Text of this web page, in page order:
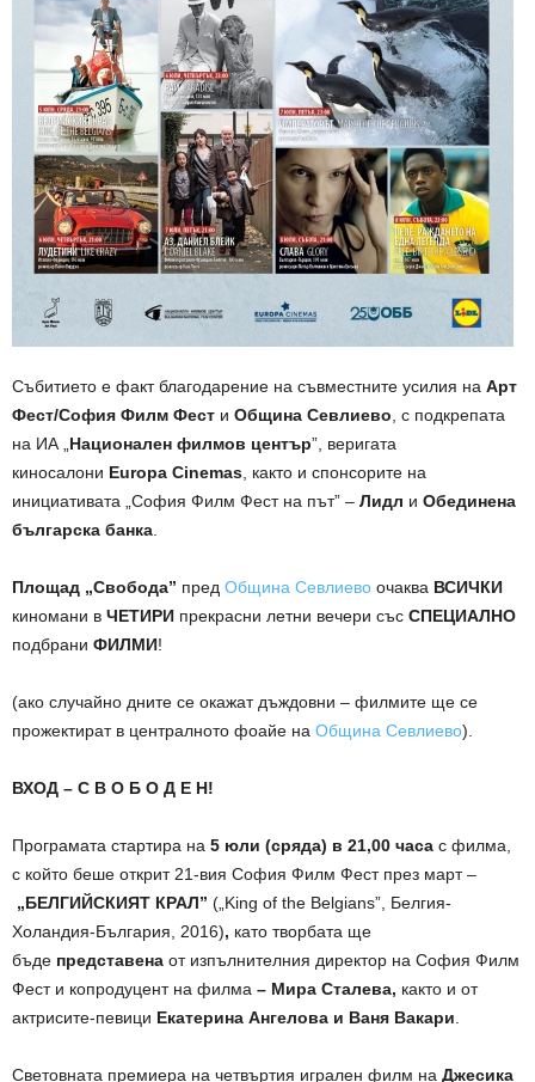
Събитието е факт благодарение на съвместните усилия на Арт
Фест/София Филм Фест и Община Севлиево , с подкрепата
на ИА „ Национален филмов център”, веригата
киносалони Europa Cinemas , както и спонсорите на
инициативата „София Филм Фест на път” – Лидл и Обединена
българска банка
Площад „Свобода” пред Община Севлиево очаква ВСИЧКИ
киномани в ЧЕТИРИ прекрасни летни вечери със СПЕЦИАЛНО
подбрани ФИЛМИ!
(ако случайно дните се окажат дъждовни – филмите ще се
прожектират в централното фоайе на Община Севлиево).
ВХОД – С В О Б О Д Е Н!
Програмата стартира на 5 юли (сряда) в 21,00 часа с филма,
с който беше открит 21-вия София Филм Фест през март –
„БЕЛГИЙСКИЯТ КРАЛ” („King of the Belgians”, Белгия-
Холандия-България, 2016), като творбата ще
бъде представена от изпълнителния директор на София Филм
Фест и копродуцент на филма – Мира Сталева, както и от
актрисите-певици Екатерина Ангелова и Ваня Вакари
Световната премиера на четвъртия игрален филм на Джесика